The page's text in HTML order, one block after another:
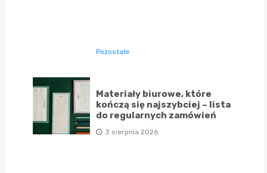
Pozostałe
Materiały biurowe, które
kończą się najszybciej – lista
do regularnych zamówień
3 sierpnia 2026